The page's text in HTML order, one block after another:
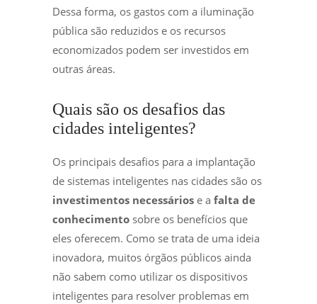
Dessa forma, os gastos com a iluminação
pública são reduzidos e os recursos
economizados podem ser investidos em
outras áreas.
Quais são os desafios das
cidades inteligentes?
Os principais desafios para a implantação
de sistemas inteligentes nas cidades são os
investimentos necessários e a falta de
conhecimento sobre os benefícios que
eles oferecem. Como se trata de uma ideia
inovadora, muitos órgãos públicos ainda
não sabem como utilizar os dispositivos
inteligentes para resolver problemas em